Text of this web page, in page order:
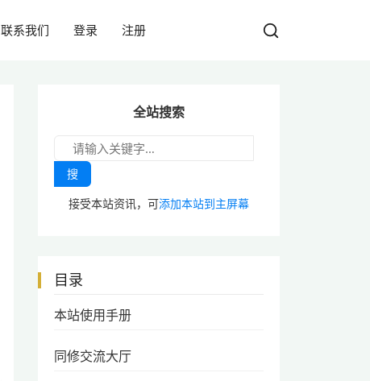
联系我们 登录 注册
全站搜索
搜
接受本站资讯，可添加本站到主屏幕
目录
本站使用手册
同修交流大厅